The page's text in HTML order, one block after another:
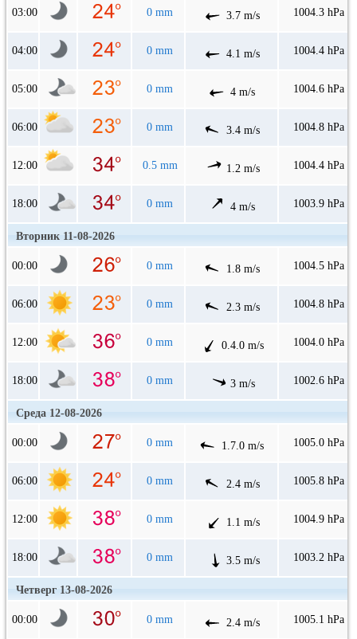
03:00 0 mm 3.7 m/s 1004.3 hPa
04:00 0 mm 4.1 m/s 1004.4 hPa
05:00 0 mm 4 m/s 1004.6 hPa
06:00 0 mm 3.4 m/s 1004.8 hPa
12:00 0.5 mm 1.2 m/s 1004.4 hPa
18:00 0 mm 4 m/s 1003.9 hPa
Вторник 11-08-2026
00:00 0 mm 1.8 m/s 1004.5 hPa
06:00 0 mm 2.3 m/s 1004.8 hPa
12:00 0 mm 0.4.0 m/s 1004.0 hPa
18:00 0 mm 3 m/s 1002.6 hPa
Среда 12-08-2026
00:00 0 mm 1.7.0 m/s 1005.0 hPa
06:00 0 mm 2.4 m/s 1005.8 hPa
12:00 0 mm 1.1 m/s 1004.9 hPa
18:00 0 mm 3.5 m/s 1003.2 hPa
Четверг 13-08-2026
00:00 0 mm 2.4 m/s 1005.1 hPa